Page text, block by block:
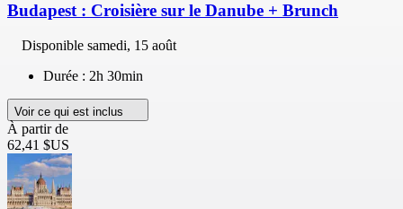
Budapest : Croisière sur le Danube + Brunch
Disponible samedi, 15 août
Durée : 2h 30min
Voir ce qui est inclus
À partir de
62,41 $US